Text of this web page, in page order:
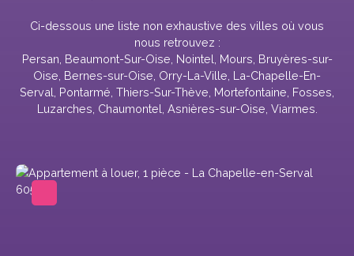
Ci-dessous une liste non exhaustive des villes où vous
nous retrouvez :
Persan, Beaumont-Sur-Oise, Nointel, Mours, Bruyères-sur-
Oise, Bernes-sur-Oise, Orry-La-Ville, La-Chapelle-En-
Serval, Pontarmé, Thiers-Sur-Thève, Mortefontaine, Fosses,
Luzarches, Chaumontel, Asnières-sur-Oise, Viarmes.